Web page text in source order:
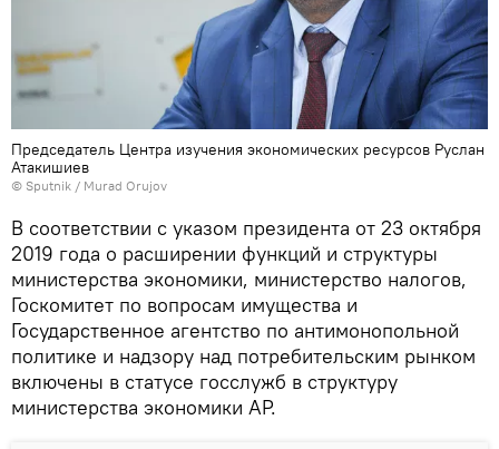
Председатель Центра изучения экономических ресурсов Руслан
Атакишиев
© Sputnik / Murad Orujov
В соответствии с указом президента от 23 октября
2019 года о расширении функций и структуры
министерства экономики, министерство налогов,
Госкомитет по вопросам имущества и
Государственное агентство по антимонопольной
политике и надзору над потребительским рынком
включены в статусе госслужб в структуру
министерства экономики АР.